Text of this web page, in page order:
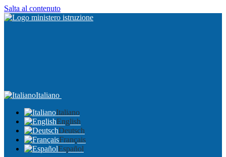
Salta al contenuto
Italiano
Italiano
English
Deutsch
Français
Español